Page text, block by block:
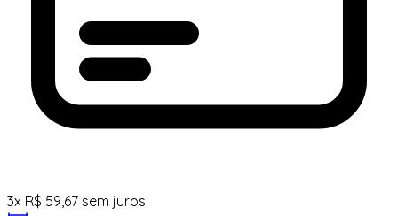
3x R$ 59,67 sem juros